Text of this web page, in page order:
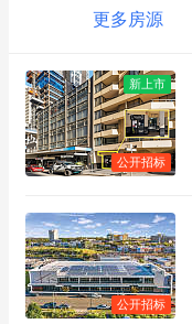
更多房源
新上市
公开招标
公开招标